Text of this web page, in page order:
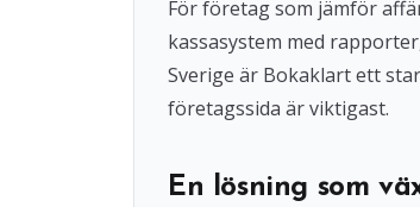
För företag som jämför
kassasystem med
Sverige är Bokaklart ett
företagssida är viktigast.
En lösning som